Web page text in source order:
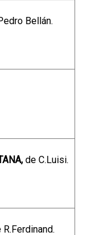
Bellán.
de C.Luisi.
R.Ferdinand.